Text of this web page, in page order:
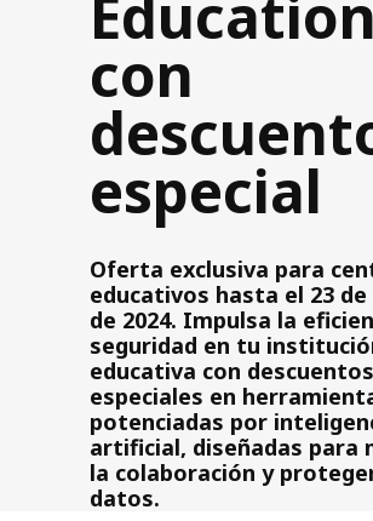
Education
con
especial
Oferta exclusiva para
educativos hasta el 23
de 2024. Impulsa la
seguridad en tu
educativa con descuentos
especiales en
potenciadas por
artificial, diseñadas para
la colaboración y
datos.